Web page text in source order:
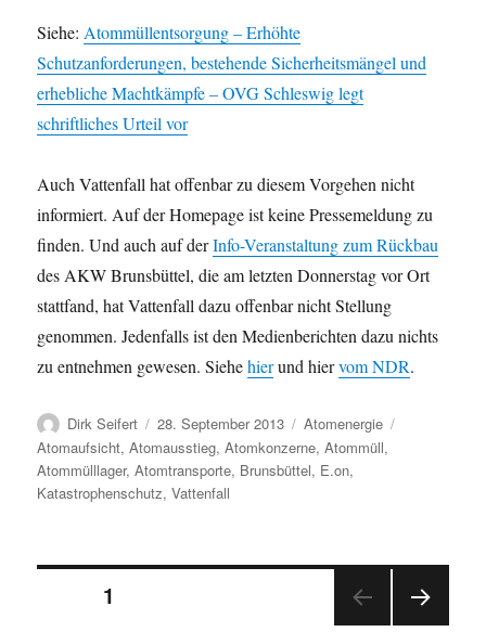
Siehe: Atommüllentsorgung – Erhöhte
Schutzanforderungen, bestehende Sicherheitsmängel und
erhebliche Machtkämpfe – OVG Schleswig legt
schriftliches Urteil vor
Auch Vattenfall hat offenbar zu diesem Vorgehen nicht
informiert. Auf der Homepage ist keine Pressemeldung zu
finden. Und auch auf derInfo-Veranstaltung zum Rückbau
des AKW Brunsbüttel, die am letzten Donnerstag vor Ort
stattfand, hat Vattenfall dazu offenbar nicht Stellung
genommen. Jedenfalls ist den Medienberichten dazu nichts
zu entnehmen gewesen. Siehehierund hiervom NDR.
Autor
Dirk Seifert
Veröffentlicht
am
28. September 2013 Kategorien
Atomenergie
Atomaufsicht,Atomausstieg,Atomkonzerne,Atommüll,
Atommülllager,Atomtransporte, Brunsbüttel, E.on,
Katastrophenschutz,Vattenfall
Seitennummerierung
1